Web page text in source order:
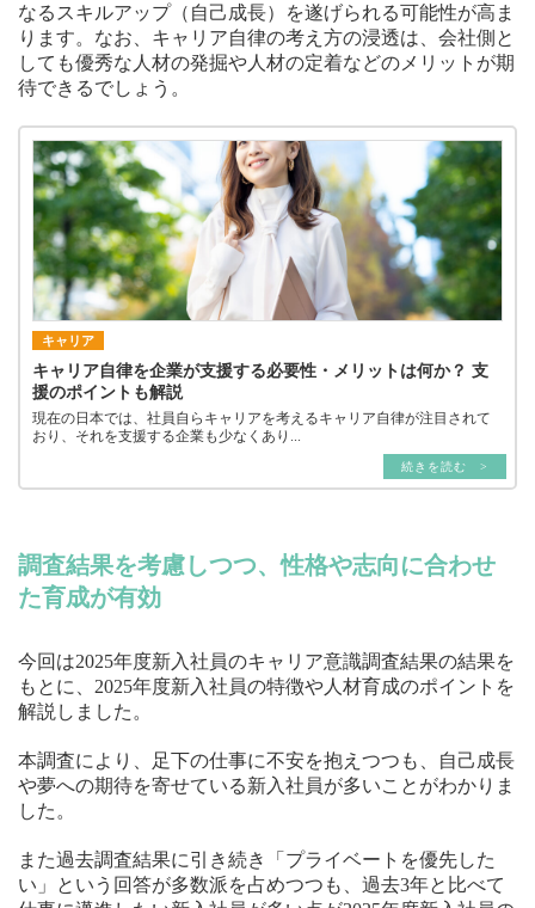
なるスキルアップ（自己成長）を遂げられる可能性が高ま
ります。なお、キャリア自律の考え方の浸透は、会社側と
しても優秀な人材の発掘や人材の定着などのメリットが期
待できるでしょう。
キャリア
キャリア自律を企業が支援する必要性・メリットは何か？ 支
援のポイントも解説
現在の日本では、社員自らキャリアを考えるキャリア自律が注目されて
おり、それを支援する企業も少なくあり...
続きを読む >
調査結果を考慮しつつ、性格や志向に合わせ
た育成が有効
今回は2025年度新入社員のキャリア意識調査結果の結果を
もとに、2025年度新入社員の特徴や人材育成のポイントを
解説しました。
本調査により、足下の仕事に不安を抱えつつも、自己成長
や夢への期待を寄せている新入社員が多いことがわかりま
した。
また過去調査結果に引き続き「プライベートを優先した
い」という回答が多数派を占めつつも、過去3年と比べて